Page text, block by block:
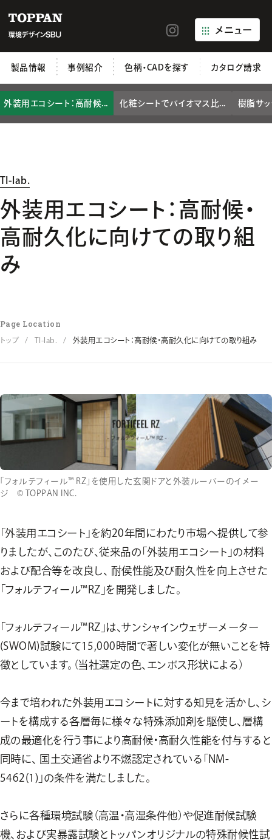
メニュー
製品情報 事例紹介 色柄・CADを探す カタログ請求
外装用エコシート：高耐候... 化粧シートでバイオマス比... 樹脂サ
TI-lab.
外装用エコシート：高耐候・
高耐久化に向けての取り組
み
Page Location
トップ TI-lab. 外装用エコシート：高耐候・高耐久化に向けての取り組み
「フォルテフィール™ RZ」を使用した玄関ドアと外装ルーバーのイメー
ジ © TOPPAN INC.
「外装用エコシート」を約20年間にわたり市場へ提供して参
りましたが、このたび、従来品の「外装用エコシート」の材料
および配合等を改良し、 耐侯性能及び耐久性を向上させた
「フォルテフィール™RZ」を開発しました。
「フォルテフィール™RZ」は、サンシャインウェザーメーター
(SWOM)試験にて15,000時間で著しい変化が無いことを特
徴としています。（当社選定の色、エンボス形状による）
今まで培われた外装用エコシートに対する知見を活かし、シ
ートを構成する各層毎に様々な特殊添加剤を駆使し、層構
成の最適化を行う事により高耐候・高耐久性能を付与すると
同時に、 国土交通省より不燃認定されている「NM-
5462(1)」の条件を満たしました。
さらに各種環境試験（高温・高湿条件他）や促進耐候試験
機、および実暴露試験とトッパンオリジナルの特殊耐候性試